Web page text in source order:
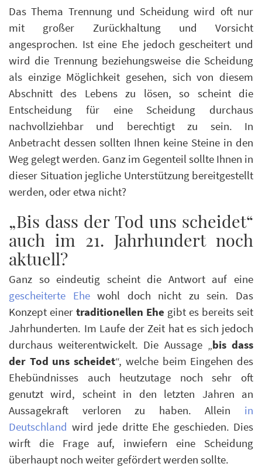
Das Thema Trennung und Scheidung wird oft nur
mit großer Zurückhaltung und Vorsicht
angesprochen. Ist eine Ehe jedoch gescheitert und
wird die Trennung beziehungsweise die Scheidung
als einzige Möglichkeit gesehen, sich von diesem
Abschnitt des Lebens zu lösen, so scheint die
Entscheidung für eine Scheidung durchaus
nachvollziehbar und berechtigt zu sein. In
Anbetracht dessen sollten Ihnen keine Steine in den
Weg gelegt werden. Ganz im Gegenteil sollte Ihnen in
dieser Situation jegliche Unterstützung bereitgestellt
werden, oder etwa nicht?
„Bis dass der Tod uns scheidet“
auch im 21. Jahrhundert noch
aktuell?
Ganz so eindeutig scheint die Antwort auf eine
gescheiterte Ehewohl doch nicht zu sein. Das
Konzept einer traditionellen Ehe gibt es bereits seit
Jahrhunderten. Im Laufe der Zeit hat es sich jedoch
durchaus weiterentwickelt. Die Aussage „ bis dass
der Tod uns scheidet“, welche beim Eingehen des
Ehebündnisses auch heutzutage noch sehr oft
genutzt wird, scheint in den letzten Jahren an
Aussagekraft verloren zu haben. Allein in
Deutschland wird jede dritte Ehe geschieden. Dies
wirft die Frage auf, inwiefern eine Scheidung
überhaupt noch weiter gefördert werden sollte.